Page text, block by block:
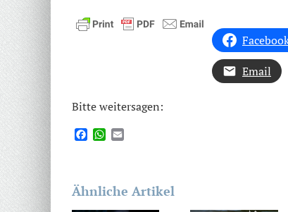
Email
Bitte weitersagen:
FacebookWhatsApp
Ähnliche Artikel